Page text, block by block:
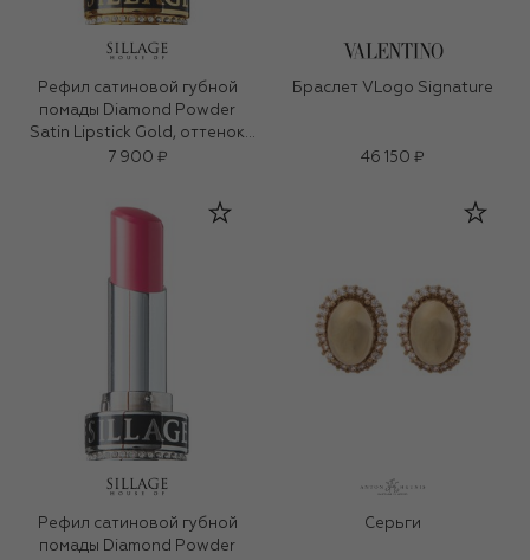
Рефил сатиновой губной
помады Diamond Powder
Satin Lipstick Gold, оттенок
Peachfully Speaking (3g)
7 900 ₽
Браслет VLogo Signature
46 150 ₽
Рефил сатиновой губной
помады Diamond Powder
Серьги